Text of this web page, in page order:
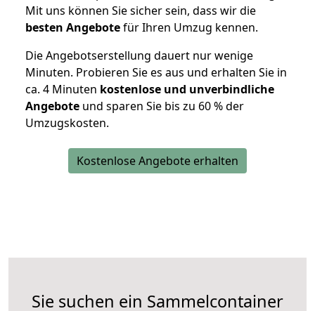
Mit uns können Sie sicher sein, dass wir die
besten Angebotefür Ihren Umzug kennen.
Die Angebotserstellung dauert nur wenige
Minuten. Probieren Sie es aus und erhalten Sie in
ca. 4 Minuten kostenlose und unverbindliche
Angebote und sparen Sie bis zu 60 % der
Umzugskosten.
Kostenlose Angebote erhalten
Sie suchen ein Sammelcontainer